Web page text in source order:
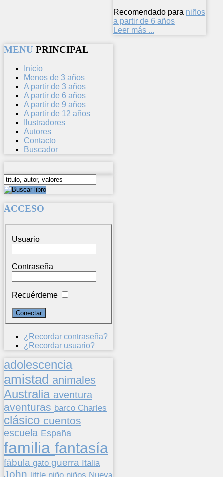
Recomendado para niños
a partir de 6 años
Leer más ...
MENU PRINCIPAL
Inicio
Menos de 3 años
A partir de 3 años
A partir de 6 años
A partir de 9 años
A partir de 12 años
Ilustradores
Autores
Contacto
Buscador
ACCESO
Usuario
Contraseña
Recuérdeme
¿Recordar contraseña?
¿Recordar usuario?
adolescencia
amistad animales
Australia aventura
aventuras barco Charles
clásico cuentos
escuela España
familia fantasía
fábula gato guerra Italia
John little niño niños Nueva